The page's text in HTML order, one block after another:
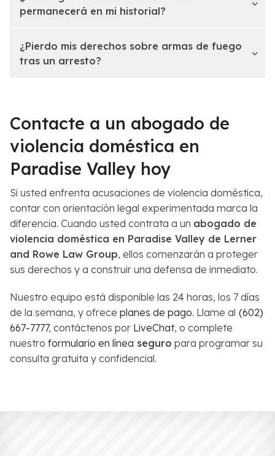
permanecerá en mi historial?
¿Pierdo mis derechos sobre armas de fuego
tras un arresto?
Contacte a un abogado de
violencia doméstica en
Paradise Valley hoy
Si usted enfrenta acusaciones de violencia doméstica,
contar con orientación legal experimentada marca la
diferencia. Cuando usted contrata a un abogado de
violencia doméstica en Paradise Valley de Lerner
and Rowe Law Group, ellos comenzarán a proteger
sus derechos y a construir una defensa de inmediato.
Nuestro equipo está disponible las 24 horas, los 7 días
de la semana, y ofrece planes de pago. Llame al (602)
667-7777, contáctenos por LiveChat, o complete
nuestro formulario en línea seguro para programar su
consulta gratuita y confidencial.